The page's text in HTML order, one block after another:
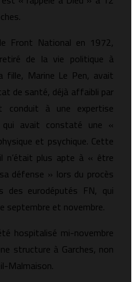
Front National en 1972,
de la vie politique à
fille, Marine Le Pen, avait
de santé, déjà affaibli par
conduit à une expertise
qui avait constaté une «
et psychique. Cette
n’était plus apte à « être
défense » lors du procès
des eurodéputés FN, qui
septembre et novembre.
hospitalisé mi-novembre
structure à Garches, non
Malmaison.